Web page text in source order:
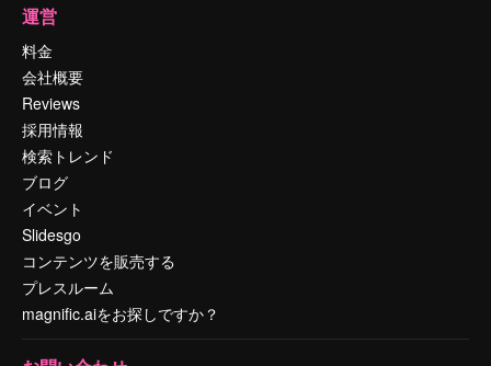
運営
料金
会社概要
Reviews
採用情報
検索トレンド
ブログ
イベント
Slidesgo
コンテンツを販売する
プレスルーム
magnific.aiをお探しですか？